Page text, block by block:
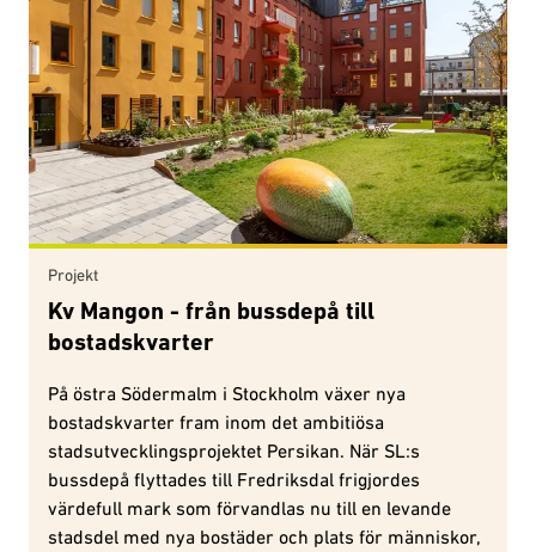
Projekt
Kv Mangon - från bussdepå till
bostadskvarter
På östra Södermalm i Stockholm växer nya
bostadskvarter fram inom det ambitiösa
stadsutvecklingsprojektet Persikan. När SL:s
bussdepå flyttades till Fredriksdal frigjordes
värdefull mark som förvandlas nu till en levande
stadsdel med nya bostäder och plats för människor,